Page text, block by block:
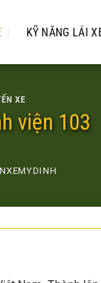
KỸ NĂNG LÁI
XE
viện 103